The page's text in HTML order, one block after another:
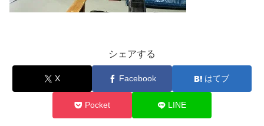
シェアする
X Facebook はてブ
Pocket LINE